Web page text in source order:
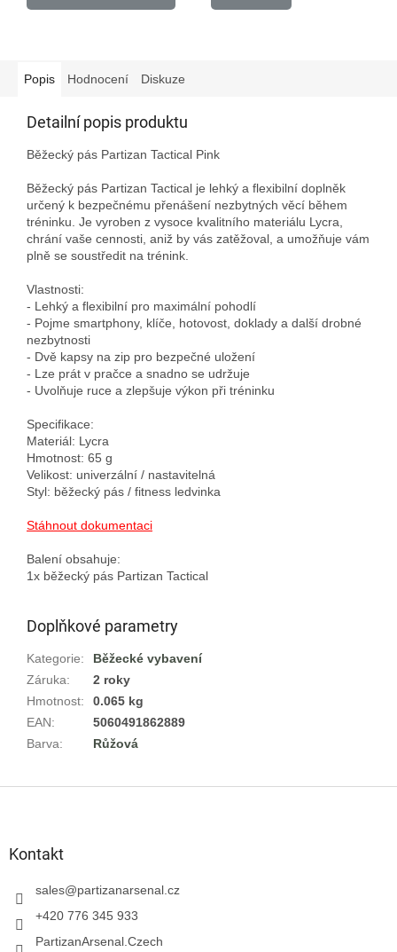
Popis Hodnocení Diskuze
Detailní popis produktu
Běžecký pás Partizan Tactical Pink
Běžecký pás Partizan Tactical je lehký a flexibilní doplněk
určený k bezpečnému přenášení nezbytných věcí během
tréninku. Je vyroben z vysoce kvalitního materiálu Lycra,
chrání vaše cennosti, aniž by vás zatěžoval, a umožňuje vám
plně se soustředit na trénink.
Vlastnosti:
- Lehký a flexibilní pro maximální pohodlí
- Pojme smartphony, klíče, hotovost, doklady a další drobné
nezbytnosti
- Dvě kapsy na zip pro bezpečné uložení
- Lze prát v pračce a snadno se udržuje
- Uvolňuje ruce a zlepšuje výkon při tréninku
Specifikace:
Materiál: Lycra
Hmotnost: 65 g
Velikost: univerzální / nastavitelná
Styl: běžecký pás / fitness ledvinka
Stáhnout dokumentaci
Balení obsahuje:
Doplňkové parametry
Kategorie:
Běžecké vybavení
Záruka:
2 roky
Hmotnost:
0.065 kg
EAN:
5060491862889
Barva: Růžová
Kontakt
sales@partizanarsenal.cz
+420 776 345 933
PartizanArsenal.Czech